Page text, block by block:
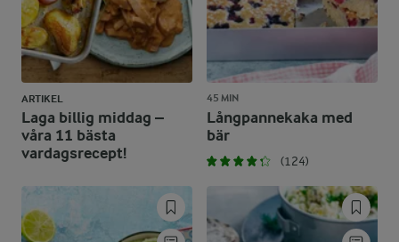
ARTIKEL
Laga billig middag –
våra 11 bästa
vardagsrecept!
45 MIN
Långpannekaka med
bär
(124)